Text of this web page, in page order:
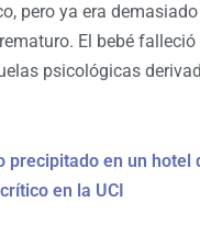
pero ya era
El bebé
psicológicas
precipitado en un hotel
en la UCI